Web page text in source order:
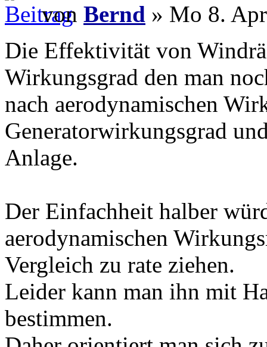
von Bernd » Mo 8.
Die Effektivität von
Wirkungsgrad den man
nach aerodynamischen
Generatorwirkungsgrad
Anlage.
Der Einfachheit halber
aerodynamischen
Vergleich zu rate ziehen.
Leider kann man ihn mit
bestimmen.